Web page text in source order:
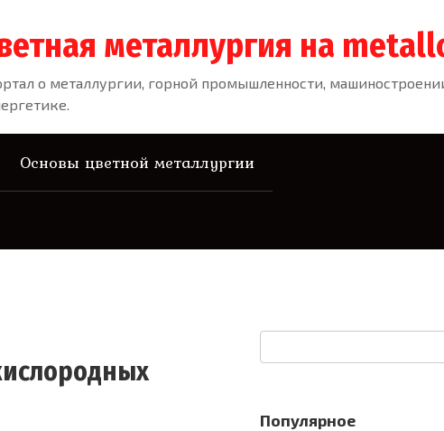
металлургия на
о металлургии, горной промышленности,
Основы цветной металлургии
Популярное